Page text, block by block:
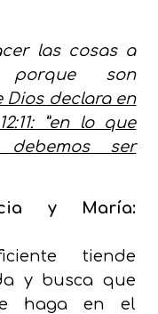
las cosas a
porque son
Dios declara en
”en lo que
ser
y María:
tiende
y busca que
haga en el